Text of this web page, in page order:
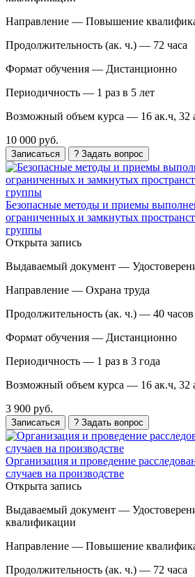
Направление — Повышение
Продолжительность (ак. ч.) — 72 часа
Формат обучения — Дистанционно
Периодичность — 1 раз в 5 лет
Возможный объем курса — 16 ак.ч, 32
10 000 руб.
Записаться ? Задать вопрос
Безопасные методы и приемы
ограниченных и замкнутых
группы
Открыта запись
Выдаваемый документ —
Направление — Охрана труда
Продолжительность (ак. ч.) — 40 часов
Формат обучения — Дистанционно
Периодичность — 1 раз в 3 года
Возможный объем курса — 16 ак.ч, 32
3 900 руб.
Записаться ? Задать вопрос
Организация и проведение
случаев на производстве
Открыта запись
Выдаваемый документ —
квалификации
Направление — Повышение
Продолжительность (ак. ч.) — 72 часа